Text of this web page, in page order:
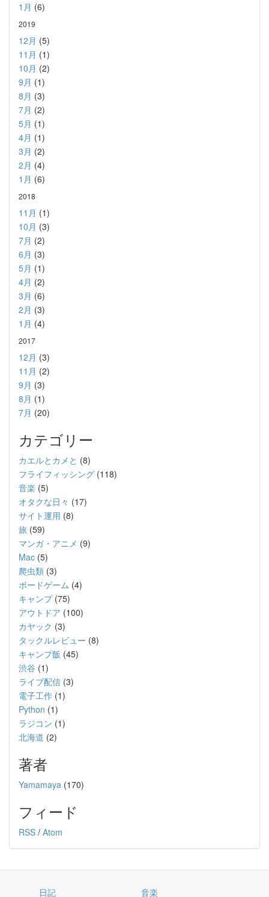
1月 (6)
2019
12月 (5)
11月 (1)
10月 (2)
9月 (1)
8月 (3)
7月 (2)
5月 (1)
4月 (1)
3月 (2)
2月 (4)
1月 (6)
2018
11月 (1)
10月 (3)
7月 (2)
6月 (3)
5月 (1)
4月 (2)
3月 (6)
2月 (3)
1月 (4)
2017
12月 (3)
11月 (2)
9月 (3)
8月 (1)
7月 (20)
カテゴリー
カエルとカメと (8)
フライフィッシング (118)
音楽 (5)
オタクな日々 (17)
サイト運用 (8)
旅 (59)
マンガ・アニメ (9)
Mac (5)
爬虫類 (3)
ボードゲーム (4)
キャンプ(75)
アウトドア (100)
カヤック (3)
タックルレビュー (8)
キャンプ飯 (45)
渋谷 (1)
ライブ配信 (3)
電子工作 (1)
Python (1)
ラジコン (1)
北海道 (2)
著者
Yamamaya (170)
フィード
RSS / Atom
日記 音楽